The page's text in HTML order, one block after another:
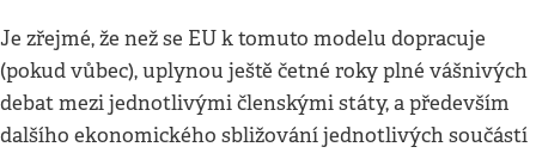
Je zřejmé, že než se EU k tomuto modelu dopracuje
(pokud vůbec), uplynou ještě četné roky plné vášnivých
debat mezi jednotlivými členskými státy, a především
dalšího ekonomického sbližování jednotlivých součástí